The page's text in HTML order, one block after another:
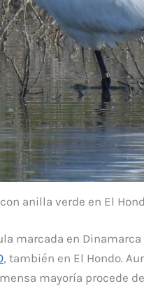
anilla verde en El
marcada en
, también en El Hondo.
mayoría procede